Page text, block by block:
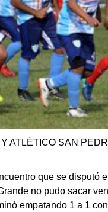
ATLÉTICO SAN
que se disputó
no pudo sacar
empatando 1 a 1